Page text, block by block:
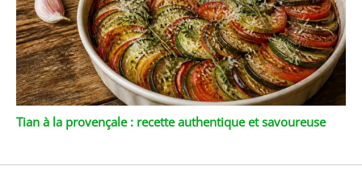
Tian à la provençale : recette authentique et savoureuse